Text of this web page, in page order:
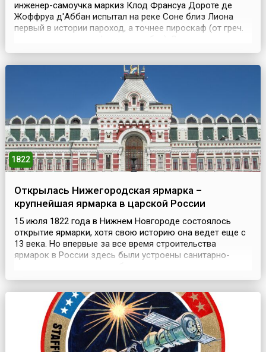
инженер-самоучка маркиз Клод Франсуа Дороте де
Жоффруа д'Аббан испытал на реке Соне близ Лиона
первый в истории пароход, а точнее пироскаф (от греч.
водоизмещением 182 тонны «тащила» одноцилиндровая
возвратное движение ее поршня, посредством
1822
Открылась Нижегородская ярмарка –
крупнейшая ярмарка в царской России
15 июля 1822 года в Нижнем Новгороде состоялось
открытие ярмарки, хотя свою историю она ведет еще с
13 века. Но впервые за все время строительства
ярмарок в России здесь были устроены санитарно-
России подземная сводчатая канализация. В 1840-е
купцов, в том числе около 500 купцов из Западной
Европы и Ам...